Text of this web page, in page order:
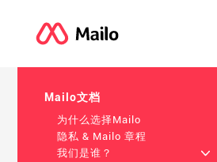
Mailo文档
为什么选择Mailo
隐私 & Mailo 章程
我们是谁？
+